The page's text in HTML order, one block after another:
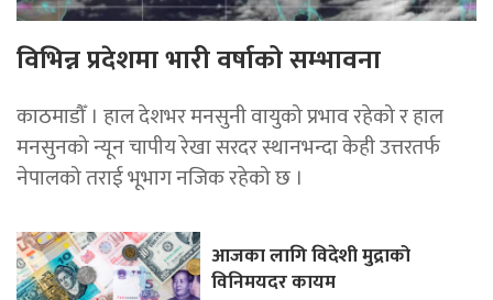
विभिन्न प्रदेशमा भारी वर्षाको सम्भावना
काठमाडौँ । हाल देशभर मनसुनी वायुको प्रभाव रहेको र हाल
मनसुनको न्यून चापीय रेखा सरदर स्थानभन्दा केही उत्तरतर्फ
नेपालको तराई भूभाग नजिक रहेको छ ।
आजका लागि विदेशी मुद्राको
विनिमयदर कायम